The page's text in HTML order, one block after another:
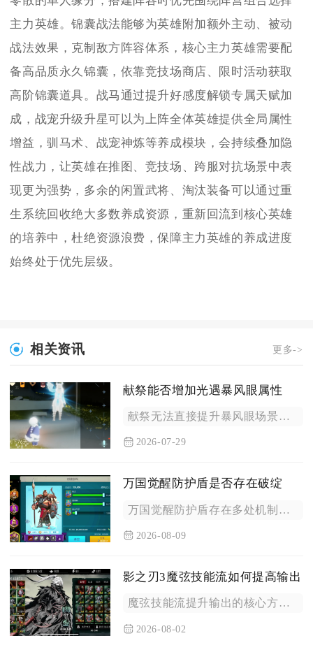
主力英雄。锦囊战法能够为英雄附加额外主动、被动
战法效果，克制敌方阵容体系，核心主力英雄需要配
备高品质永久锦囊，依靠竞技场商店、限时活动获取
高阶锦囊道具。战马通过提升好感度解锁专属天赋加
成，战宠升级升星可以为上阵全体英雄提供全局属性
增益，驯马术、战宠神炼等养成模块，会持续叠加隐
性战力，让英雄在推图、竞技场、跨服对抗场景中表
现更为强势，多余的闲置武将、淘汰装备可以通过重
生系统回收绝大多数养成资源，重新回流到核心英雄
的培养中，杜绝资源浪费，保障主力英雄的养成进度
始终处于优先层级。
相关资讯 更多->
献祭能否增加光遇暴风眼属性
献祭无法直接提升暴风眼场景内的各项属性，不会改变飞行能量、抗...
2026-07-29
万国觉醒防护盾是否存在破绽
万国觉醒防护盾存在多处机制破绽，防护盾只能实现城池免战，无法...
2026-08-09
影之刃3魔弦技能流如何提高输出
魔弦技能流提升输出的核心方式，是把控嘈嘈切切5秒真伤窗口期、...
2026-08-02